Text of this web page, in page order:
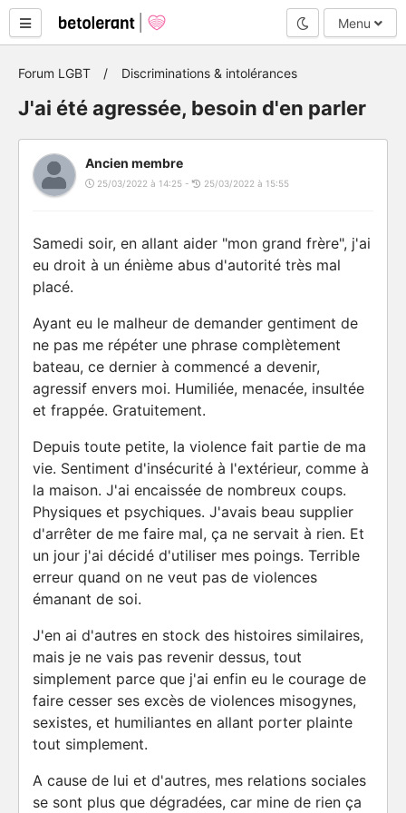
Mode nuit
Menu
Forum LGBT Discriminations & intolérances
J'ai été agressée, besoin d'en parler
Ancien membre
25/03/2022 à 14:25 - 25/03/2022 à 15:55
Samedi soir, en allant aider "mon grand frère", j'ai
eu droit à un énième abus d'autorité très mal
placé.
Ayant eu le malheur de demander gentiment de
ne pas me répéter une phrase complètement
bateau, ce dernier à commencé a devenir,
agressif envers moi. Humiliée, menacée, insultée
et frappée. Gratuitement.
Depuis toute petite, la violence fait partie de ma
vie. Sentiment d'insécurité à l'extérieur, comme à
la maison. J'ai encaissée de nombreux coups.
Physiques et psychiques. J'avais beau supplier
d'arrêter de me faire mal, ça ne servait à rien. Et
un jour j'ai décidé d'utiliser mes poings. Terrible
erreur quand on ne veut pas de violences
émanant de soi.
J'en ai d'autres en stock des histoires similaires,
mais je ne vais pas revenir dessus, tout
simplement parce que j'ai enfin eu le courage de
faire cesser ses excès de violences misogynes,
sexistes, et humiliantes en allant porter plainte
tout simplement.
A cause de lui et d'autres, mes relations sociales
se sont plus que dégradées, car mine de rien ça